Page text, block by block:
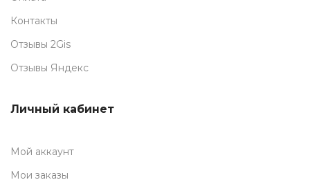
Контакты
Отзывы 2Gis
Отзывы Яндекс
Личный кабинет
Мой аккаунт
Мои заказы